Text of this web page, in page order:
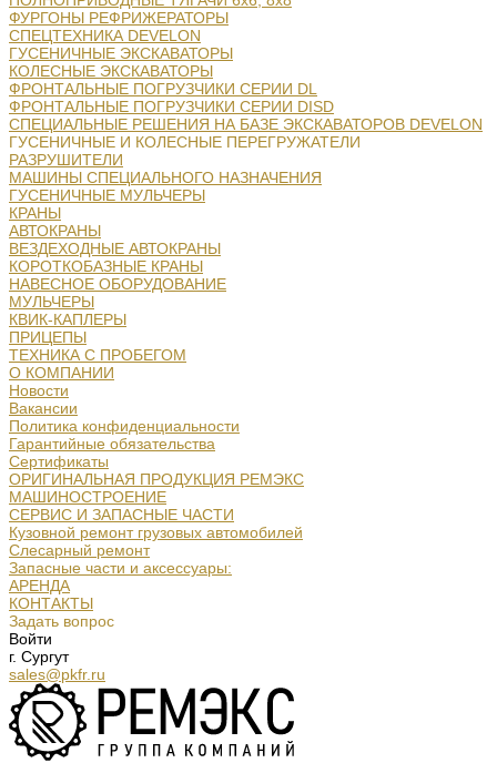
ФУРГОНЫ РЕФРИЖЕРАТОРЫ
СПЕЦТЕХНИКА DEVELON
ГУСЕНИЧНЫЕ ЭКСКАВАТОРЫ
КОЛЕСНЫЕ ЭКСКАВАТОРЫ
ФРОНТАЛЬНЫЕ ПОГРУЗЧИКИ СЕРИИ DL
ФРОНТАЛЬНЫЕ ПОГРУЗЧИКИ СЕРИИ DISD
СПЕЦИАЛЬНЫЕ РЕШЕНИЯ НА БАЗЕ ЭКСКАВАТОРОВ DEVELON
ГУСЕНИЧНЫЕ И КОЛЕСНЫЕ ПЕРЕГРУЖАТЕЛИ
РАЗРУШИТЕЛИ
МАШИНЫ СПЕЦИАЛЬНОГО НАЗНАЧЕНИЯ
ГУСЕНИЧНЫЕ МУЛЬЧЕРЫ
КРАНЫ
АВТОКРАНЫ
ВЕЗДЕХОДНЫЕ АВТОКРАНЫ
КОРОТКОБАЗНЫЕ КРАНЫ
НАВЕСНОЕ ОБОРУДОВАНИЕ
МУЛЬЧЕРЫ
КВИК-КАПЛЕРЫ
ПРИЦЕПЫ
ТЕХНИКА С ПРОБЕГОМ
О КОМПАНИИ
Новости
Вакансии
Политика конфиденциальности
Гарантийные обязательства
Сертификаты
ОРИГИНАЛЬНАЯ ПРОДУКЦИЯ РЕМЭКС
МАШИНОСТРОЕНИЕ
СЕРВИС И ЗАПАСНЫЕ ЧАСТИ
Кузовной ремонт грузовых автомобилей
Слесарный ремонт
Запасные части и аксессуары:
АРЕНДА
КОНТАКТЫ
Задать вопрос
Войти
г. Сургут
sales@pkfr.ru